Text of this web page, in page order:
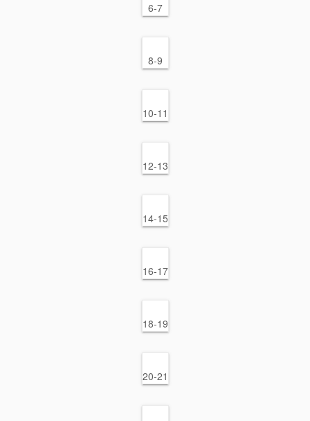
6-7
8-9
10-11
12-13
14-15
16-17
18-19
20-21